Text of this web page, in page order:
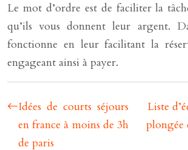
Le mot d’ordre est de faciliter la
qu’ils vous donnent leur argent.
fonctionne en leur facilitant la
engageant ainsi à payer.
Idées de courts séjours
en france à moins de 3h
de paris
Liste
plongée